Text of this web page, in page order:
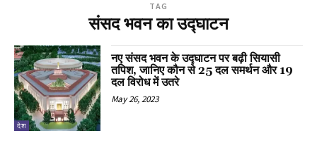
TAG
संसद भवन का उद्घाटन
देश
नए संसद भवन के उद्घाटन पर बढ़ी सियासी
तपिश, जानिए कौन से 25 दल समर्थन और 19
दल विरोध में उतरे
May 26, 2023